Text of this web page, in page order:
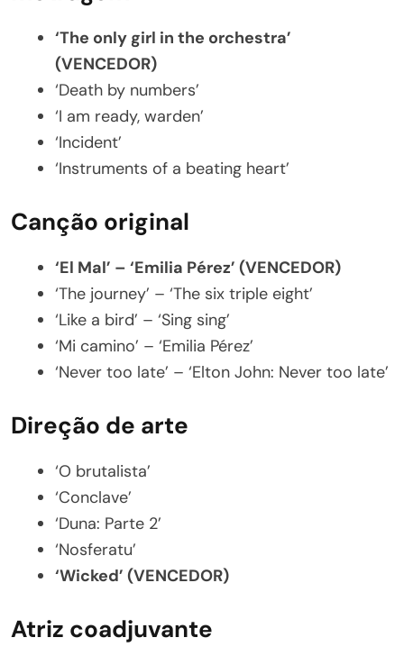
‘The only girl in the orchestra’
(VENCEDOR)
‘Death by numbers’
‘I am ready, warden’
‘Incident’
‘Instruments of a beating heart’
Canção original
‘El Mal’ – ‘Emilia Pérez’ (VENCEDOR)
‘The journey’ – ‘The six triple eight’
‘Like a bird’ – ‘Sing sing’
‘Mi camino’ – ‘Emilia Pérez’
‘Never too late’ – ‘Elton John: Never too late’
Direção de arte
‘O brutalista’
‘Conclave’
‘Duna: Parte 2’
‘Nosferatu’
‘Wicked’ (VENCEDOR)
Atriz coadjuvante